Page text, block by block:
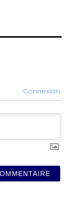
Connexion